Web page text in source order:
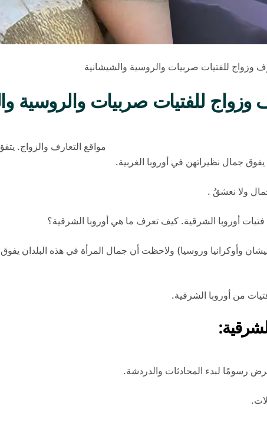
الجميع على أن أوروبا
جمال نظيراتهن في أوروبا الغربية.
ولا نعشقُ .
أوروبا الشرقية. كيف تعرف ما هي أوروبا الشرقية؟
وأوكرانيا وروسيا) ولاحظت أن جمال المرأة في هذه البلدان يفوق
رسومًا لبدء المحادثات والدردشة.